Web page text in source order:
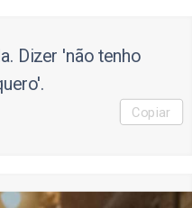
Dizer 'não tenho
Copiar